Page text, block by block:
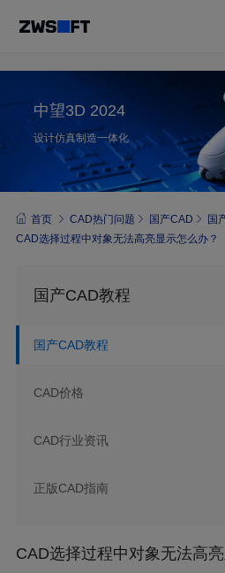
中望3D 2024
设计仿真制造一体化
首页 CAD热门问题 国产CAD
国
CAD选择过程中对象无法高亮显示怎么办？
国产CAD教程
国产CAD教程
CAD价格
CAD行业资讯
正版CAD指南
CAD选择过程中对象无法高